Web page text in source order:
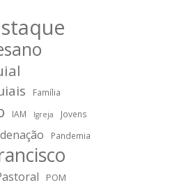
Família
IAM Igreja Jovens
Pandemia
POM